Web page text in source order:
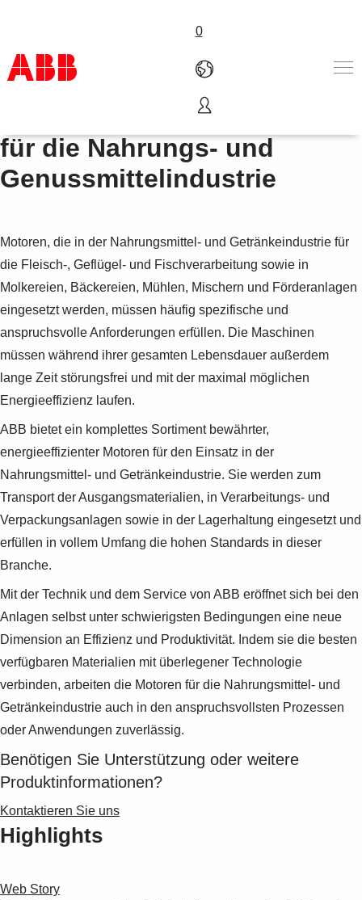
0
Produkte und Leistungen
Branchenlösungen
Service
Suggestions
See more products
Shopping list preview
0
Motoren und Generatoren
für die Nahrungs- und
Genussmittelindustrie
Motoren, die in der Nahrungsmittel- und Getränkeindustrie für
die Fleisch-, Geflügel- und Fischverarbeitung sowie in
Molkereien, Bäckereien, Mühlen, Mischern und Förderanlagen
eingesetzt werden, müssen häufig spezifische und
anspruchsvolle Anforderungen erfüllen. Die Maschinen
müssen während ihrer gesamten Lebensdauer außerdem
lange Zeit störungsfrei und mit der maximal möglichen
Energieeffizienz laufen.
ABB bietet ein komplettes Sortiment bewährter,
energieeffizienter Motoren für den Einsatz in der
Nahrungsmittel- und Getränkeindustrie. Sie werden zum
Transport der Ausgangsmaterialien, in Verarbeitungs- und
Verpackungsanlagen sowie in der Lagerhaltung eingesetzt und
erfüllen in vollem Umfang die hohen Standards in dieser
Branche.
Mit der Technik und dem Service von ABB eröffnet sich bei den
Anlagen selbst unter schwierigsten Bedingungen eine neue
Dimension an Effizienz und Produktivität. Indem sie die besten
verfügbaren Materialien mit überlegener Technologie
verbinden, arbeiten die Motoren für die Nahrungsmittel- und
Getränkeindustrie auch in den anspruchsvollsten Prozessen
oder Anwendungen zuverlässig.
Benötigen Sie Unterstützung oder weitere
Produktinformationen?
Kontaktieren Sie uns
Highlights
Web Story